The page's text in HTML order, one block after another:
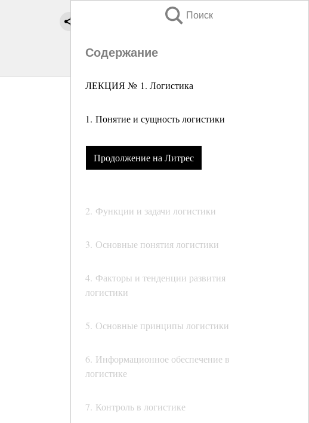
Поиск
Содержание
ЛЕКЦИЯ № 1. Логистика
1. Понятие и сущность логистики
Продолжение на Литрес
2. Функции и задачи логистики
3. Основные понятия логистики
4. Факторы и тенденции развития
логистики
5. Основные принципы логистики
6. Информационное обеспечение в
логистике
7. Контроль в логистике